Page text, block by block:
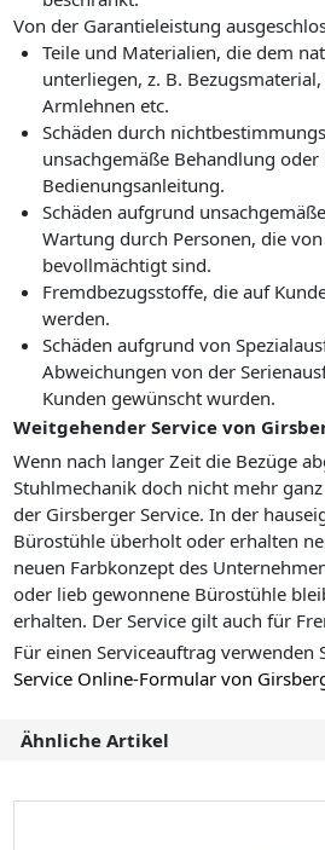
Von der Garantieleistung
Teile und Materialien, die dem
unterliegen, z. B.
Armlehnen etc.
Schäden durch
unsachgemäße Behandlung
Bedienungsanleitung.
Schäden aufgrund
Wartung durch Personen, die
bevollmächtigt sind.
Fremdbezugsstoffe, die auf
werden.
Schäden aufgrund von
Abweichungen von der
Kunden gewünscht wurden.
Weitgehender Service von
Wenn nach langer Zeit die Bezüge
Stuhlmechanik doch nicht mehr
der Girsberger Service. In der
Bürostühle überholt oder erhalten
neuen Farbkonzept des
oder lieb gewonnene Bürostühle
erhalten. Der Service gilt auch für
Für einen Serviceauftrag verwenden
Service Online-Formular von
Ähnliche Artikel